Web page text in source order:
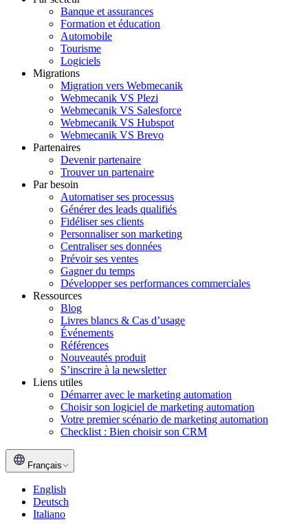
Banque et assurances
Formation et éducation
Automobile
Tourisme
Logiciels
Migrations
Migration vers Webmecanik
Webmecanik VS Plezi
Webmecanik VS Salesforce
Webmecanik VS Hubspot
Webmecanik VS Brevo
Partenaires
Devenir partenaire
Trouver un partenaire
Par besoin
Automatiser ses processus
Générer des leads qualifiés
Fidéliser ses clients
Personnaliser son marketing
Centraliser ses données
Prévoir ses ventes
Gagner du temps
Développer ses performances commerciales
Ressources
Blog
Livres blancs & Cas d’usage
Événements
Références
Nouveautés produit
S’inscrire à la newsletter
Liens utiles
Démarrer avec le marketing automation
Choisir son logiciel de marketing automation
Votre premier scénario de marketing automation
Checklist : Bien choisir son CRM
Français
English
Deutsch
Italiano